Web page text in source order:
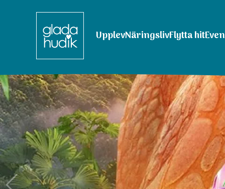
UpplevNäringslivFlytta hit